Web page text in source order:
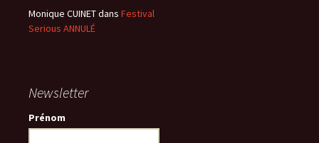
Monique CUINETdans Festival
Serious ANNULÉ
Newsletter
Prénom